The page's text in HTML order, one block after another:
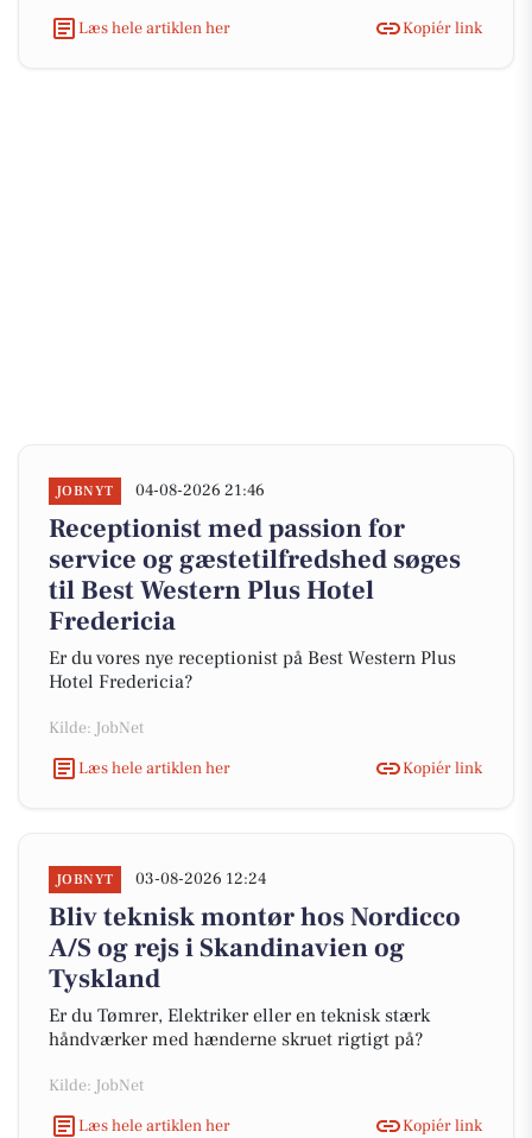
Læs hele artiklen her
Kopiér link
JOBNYT 04-08-2026 21:46
Receptionist med passion for
service og gæstetilfredshed søges
til Best Western Plus Hotel
Fredericia
Er du vores nye receptionist på Best Western Plus
Hotel Fredericia?
Kilde: JobNet
Læs hele artiklen her
Kopiér link
JOBNYT 03-08-2026 12:24
Bliv teknisk montør hos Nordicco
A/S og rejs i Skandinavien og
Tyskland
Er du Tømrer, Elektriker eller en teknisk stærk
håndværker med hænderne skruet rigtigt på?
Kilde: JobNet
Læs hele artiklen her
Kopiér link